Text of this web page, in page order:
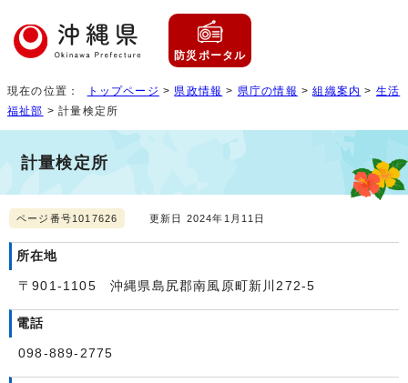
防災ポータル
現在の位置： トップページ > 県政情報 > 県庁の情報 >組織案内 > 生活
福祉部 > 計量検定所
計量検定所
ページ番号1017626 更新日 2024年1月11日
所在地
〒901-1105 沖縄県島尻郡南風原町新川272-5
電話
098-889-2775